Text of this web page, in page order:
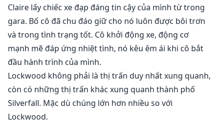
Claire lấy chiếc xe đạp đáng tin cậy của mình từ trong
gara. Bố cô đã chu đáo giữ cho nó luôn được bôi trơn
và trong tình trạng tốt. Cô khởi động xe, động cơ
mạnh mẽ đáp ứng nhiệt tình, nó kêu êm ái khi cô bắt
đầu hành trình của mình.
Lockwood không phải là thị trấn duy nhất xung quanh,
còn có những thị trấn khác xung quanh thành phố
Silverfall. Mặc dù chúng lớn hơn nhiều so với
Lockwood.